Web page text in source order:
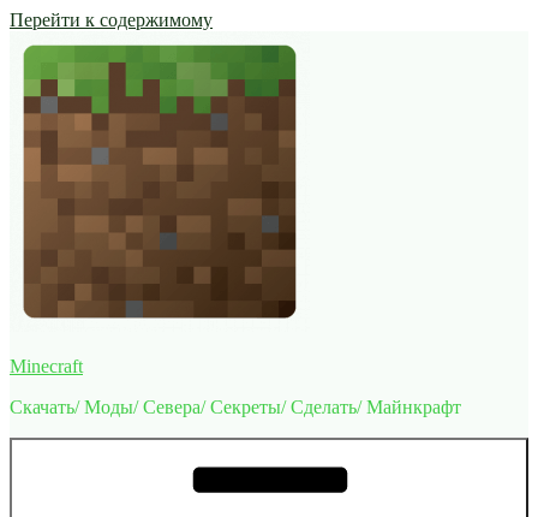
Перейти к содержимому
Minecraft
Скачать/ Моды/ Севера/ Секреты/ Сделать/ Майнкрафт